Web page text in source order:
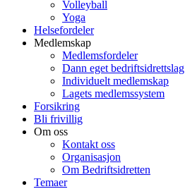
Volleyball
Yoga
Helsefordeler
Medlemskap
Medlemsfordeler
Dann eget bedriftsidrettslag
Individuelt medlemskap
Lagets medlemssystem
Forsikring
Bli frivillig
Om oss
Kontakt oss
Organisasjon
Om Bedriftsidretten
Temaer